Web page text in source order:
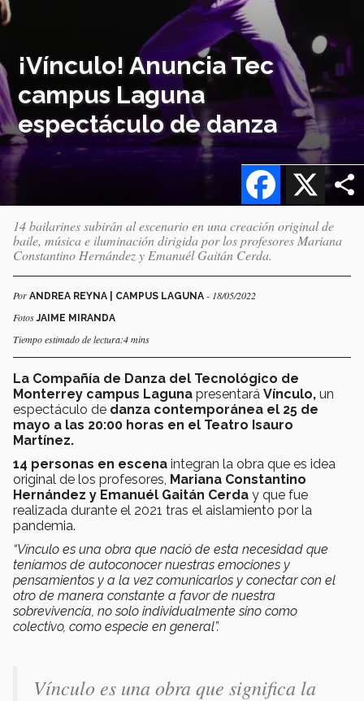
¡Vínculo! Anuncia Tec
campus Laguna
espectáculo de danza
X
Facebook
14 bailarines subirán al escenario en una creación original de
baile, música e iluminación dirigida por los profesores Mariana
Constantino Hernández y Emanuél Gaitán Cerda.
Por ANDREA REYNA | CAMPUS LAGUNA - 18/05/2022
FotosJAIME MIRANDA
Tiempo estimado de lectura:4 mins
La Compañía de Danza del Tecnológico de
Monterrey campus Laguna presentará Vínculo, un
espectáculo de danza contemporánea el 25 de
mayo a las 20:00 horas en el Teatro Isauro
Martínez.
14 personas en escena integran la obra que es idea
original de los profesores, Mariana Constantino
Hernández y Emanuél Gaitán Cerda y que fue
realizada durante el 2021 tras el aislamiento por la
pandemia.
“Vínculo es una obra que nació de esta necesidad que
teníamos de autoconocer nuestras emociones y
pensamientos y a la vez comunicarlos y conectar con el
otro de manera constante a favor de nuestra
sobrevivencia, no solo individualmente sino como
colectivo, como especie en general”.
Vínculo es una obra que significa la